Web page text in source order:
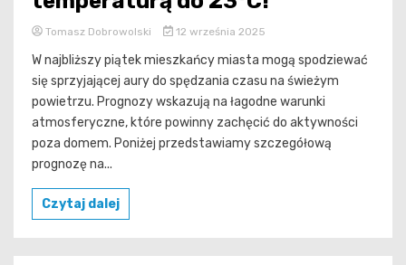
Tomasz Dobrowolski 12 września 2025
W najbliższy piątek mieszkańcy miasta mogą spodziewać
się sprzyjającej aury do spędzania czasu na świeżym
powietrzu. Prognozy wskazują na łagodne warunki
atmosferyczne, które powinny zachęcić do aktywności
poza domem. Poniżej przedstawiamy szczegółową
prognozę na...
Czytaj dalej